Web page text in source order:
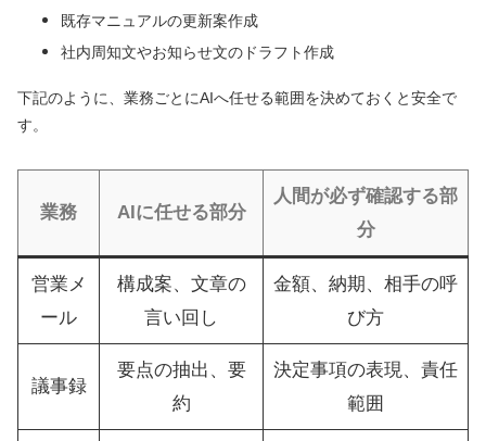
既存マニュアルの更新案作成
社内周知文やお知らせ文のドラフト作成
下記のように、業務ごとにAIへ任せる範囲を決めておくと安全で
す。
業務 AIに任せる部分
人間が必ず確認する部
分
営業メ
ール
構成案、文章の
言い回し
金額、納期、相手の呼
び方
議事録
要点の抽出、要
約
決定事項の表現、責任
範囲